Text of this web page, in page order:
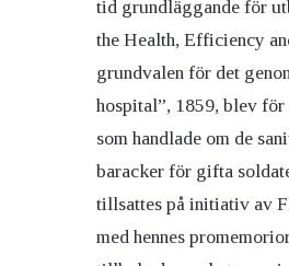
tid grundläggande för
the Health, Efficiency
grundvalen för det
hospital”, 1859, blev
som handlade om de
baracker för gifta
tillsattes på initiativ av
med hennes